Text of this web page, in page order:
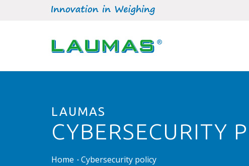
LAUMAS
CYBERSECURITY
Home Cybersecurity policy